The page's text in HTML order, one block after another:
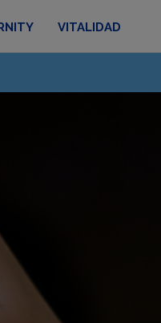
VITALIDAD